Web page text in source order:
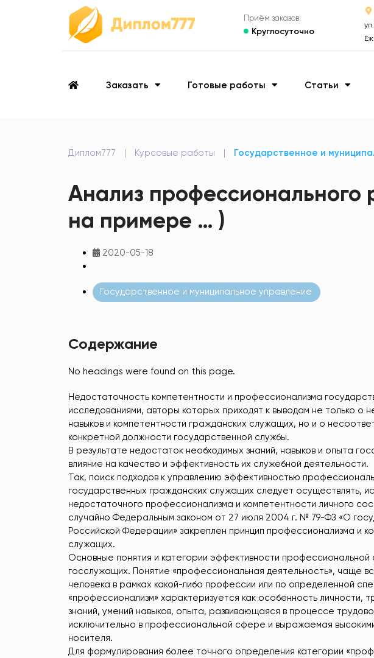
Приём заказов:
Круглосуточно
Заказать Готовые работы Статьи
Диплом777 | Курсовые работы | Государственное и
Анализ профессионального
на примере … )
2020-05-18
Государственное и муниципальное управление
Содержание
No headings were found on this page.
Недостаточность компетентности и профессионализма
исследованиями, авторы которых приходят к выводам не только о
навыков и компетентности гражданских служащих, но и о
конкретной должности государственной службы.
В результате недостаток необходимых знаний, навыков и опыта
влияние на качество и эффективность их служебной деятельности.
Так, поиск подходов к управлению эффективностью
государственных гражданских служащих следует осуществлять,
недостаточного профессионализма и компетентности личного
случайно Федеральным законом от 27 июля 2004 г. № 79-ФЗ «О
Российской Федерации» закреплен принцип профессионализма и
служащих.
Основные понятия и категории эффективности профессиональной
госслужащих. Понятие «профессиональная деятельность», чаще
человека в рамках какой-либо профессии или по определенной
«профессионализм» характеризуется как особенность личности,
знаний, умений навыков, опыта, развивающаяся в процессе
исключительно в профессиональной сфере и выражаемая
носителя.
Для формулирования более точного определения категории